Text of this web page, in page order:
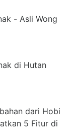
- Asli Wong
di Hutan
dari Hobi
5 Fitur di